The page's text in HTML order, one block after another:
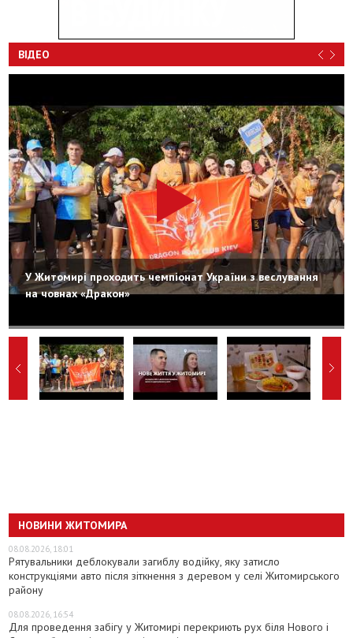
ВІДЕО
У Житомирі проходить чемпіонат України з веслування
на човнах «Дракон»
НОВИНИ ЖИТОМИРА
08.08.2026, 18:01
Рятувальники деблокували загиблу водійку, яку затисло
конструкціями авто після зіткнення з деревом у селі Житомирського
району
08.08.2026, 16:54
Для проведення забігу у Житомирі перекриють рух біля Нового і